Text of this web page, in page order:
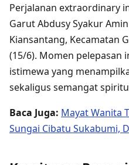
Perjalanan extraordinary
Garut Abdusy Syakur
Kiansantang, Kecamatan
(15/6). Momen pelepasan
istimewa yang
sekaligus semangat
Baca Juga: Mayat Wanita
Sungai Cibatu Sukabumi,